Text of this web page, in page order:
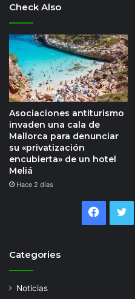
Check Also
Asociaciones antiturismo
invaden una cala de
Mallorca para denunciar
su «privatización
encubierta» de un hotel
Meliá
Hace 2 días
Categories
Noticias